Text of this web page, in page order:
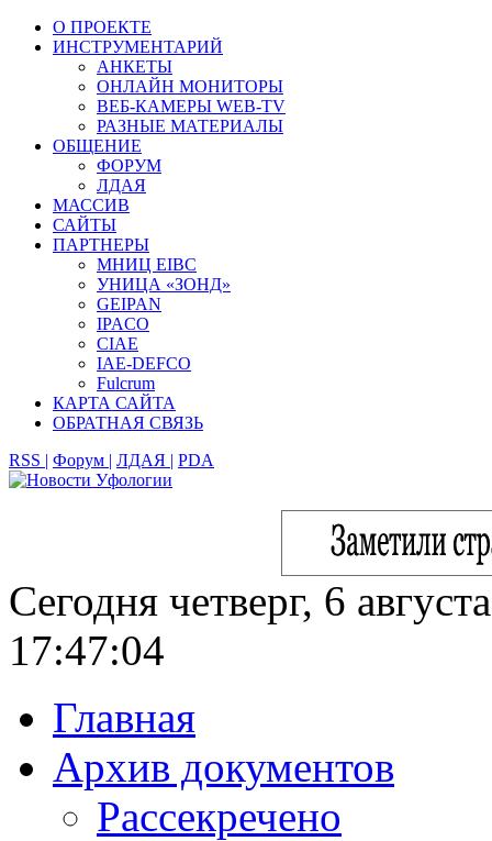
О ПРОЕКТЕ
ИНСТРУМЕНТАРИЙ
АНКЕТЫ
ОНЛАЙН МОНИТОРЫ
ВЕБ-КАМЕРЫ WEB-TV
РАЗНЫЕ МАТЕРИАЛЫ
ОБЩЕНИЕ
ФОРУМ
ЛДАЯ
МАССИВ
САЙТЫ
ПАРТНЕРЫ
МНИЦ EIBC
УНИЦА «ЗОНД»
GEIPAN
IPACO
CIAE
IAE-DEFCO
Fulcrum
КАРТА САЙТА
ОБРАТНАЯ СВЯЗЬ
RSS | Форум | ЛДАЯ | PDA
Сегодня четверг, 6
17:47:05
Главная
Архив документов
Рассекречено